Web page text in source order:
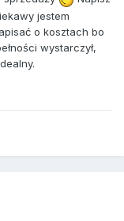
jestem
o kosztach bo
wystarczył,